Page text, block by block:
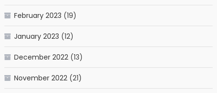
February 2023 (19)
January 2023 (12)
December 2022(13)
November 2022(21)